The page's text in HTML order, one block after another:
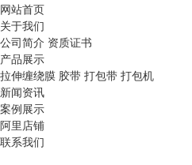
网站首页
关于我们
公司简介 资质证书
产品展示
拉伸缠绕膜 胶带 打包带 打包机
新闻资讯
案例展示
阿里店铺
联系我们